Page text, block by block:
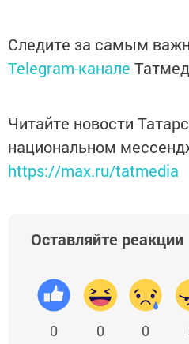
Следите за самым
Telegram-канале
Читайте новости
национальном
https://max.ru/tatmedia
Оставляйте реакции
0 0 0